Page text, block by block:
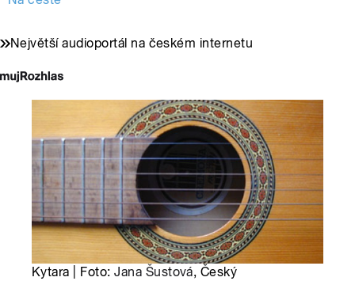
Největší audioportál na českém internetu
Kytara | Foto:Jana Šustová, Český